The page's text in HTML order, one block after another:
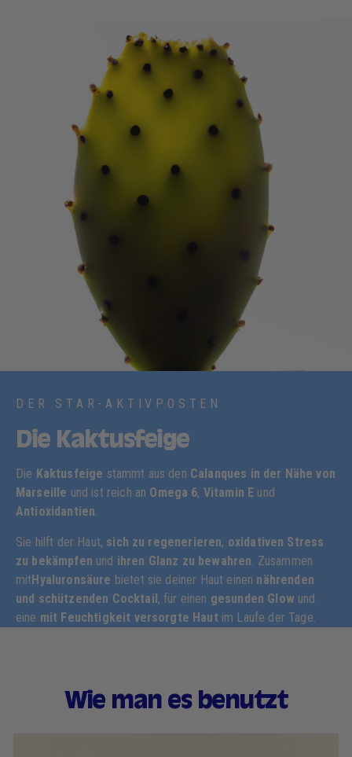
DER STAR-AKTIVPOSTEN
Die Kaktusfeige
Die Kaktusfeige stammt aus den Calanques in der Nähe von
Marseille und ist reich an Omega 6, Vitamin E und
Antioxidantien.
Sie hilft der Haut, sich zu regenerieren, oxidativen Stress
zu bekämpfen und ihren Glanz zu bewahren. Zusammen
mitHyaluronsäure bietet sie deiner Haut einen nährenden
und schützenden Cocktail, für einen gesunden Glow und
eine mit Feuchtigkeit versorgte Haut im Laufe der Tage.
Wie man es benutzt